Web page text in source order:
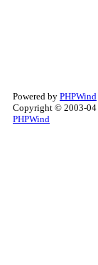
Powered by PHPWind
Copyright © 2003-04
PHPWind